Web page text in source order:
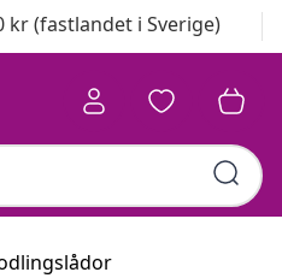
kr (fastlandet i Sverige)